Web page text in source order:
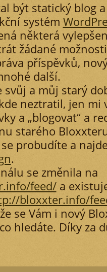
být statický blog
systém
některá
žádané
příspěvků,
další.
svůj a můj starý
neztratil, jen
a „blogovat“ a
starého
probudíte a
.
se změnila na
feed/a
bloxxter.info/
se Vám i nový
hledáte. Díky za